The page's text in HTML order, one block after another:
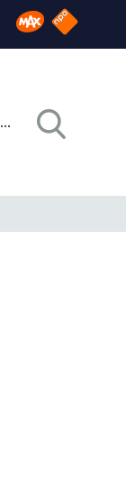
Omroep MAX
NPO
Registreren